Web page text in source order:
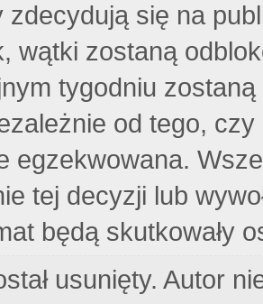
zdecydują się na
wątki zostaną
tygodniu
od tego,
egzekwowana.
tej decyzji lub
będą skutkowały
usunięty. Autor